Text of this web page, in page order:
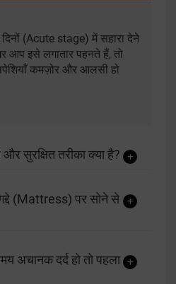
(Acute stage) में सहारा देने
आप इसे लगातार पहनते हैं, तो
कमज़ोर और आलसी हो
सुरक्षित तरीका क्या है?
(Mattress) पर सोने से
अचानक दर्द हो तो पहला